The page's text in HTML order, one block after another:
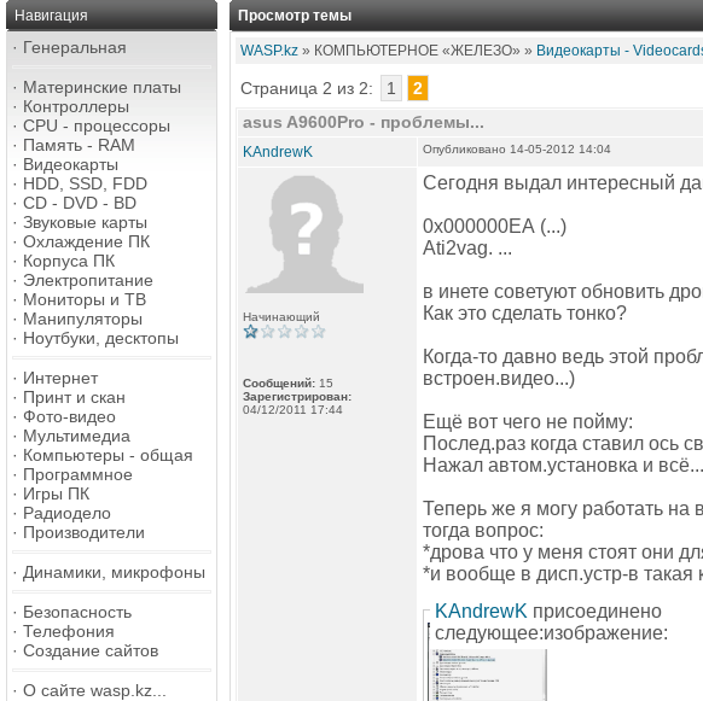
Навигация
· Генеральная
· Материнские платы
· Контроллеры
· CPU - процессоры
· Память - RAM
· Видеокарты
· HDD, SSD, FDD
· CD - DVD - BD
· Звуковые карты
· Охлаждение ПК
· Корпуса ПК
· Электропитание
· Мониторы и ТВ
· Манипуляторы
· Ноутбуки, десктопы
· Интернет
· Принт и скан
· Фото-видео
· Мультимедиа
· Компьютеры - общая
· Программное
· Игры ПК
· Радиодело
· Производители
· Динамики, микрофоны
· Безопасность
· Телефония
· Создание сайтов
· О сайте wasp.kz...
Просмотр темы
WASP.kz » КОМПЬЮТЕРНОЕ «ЖЕЛЕЗО» » Видеокарты -
Страница 2 из 2: 1
2
asus A9600Pro - проблемы...
KAndrewK Опубликовано 14-05-2012 14:04
Начинающий
Сообщений: 15
Зарегистрирован:
04/12/2011 17:44
Сегодня выдал интересный
0х000000ЕА (...)
Ati2vag. ...
в инете советуют обновить
Как это сделать тонко?
Когда-то давно ведь этой
встроен.видео...)
Ещё вот чего не пойму:
Послед.раз когда ставил ось
Нажал автом.установка и всё...
Теперь же я могу работать
тогда вопрос:
*дрова что у меня стоят они
*и вообще в дисп.устр-в такая
KAndrewK присоединено
следующее:изображение: